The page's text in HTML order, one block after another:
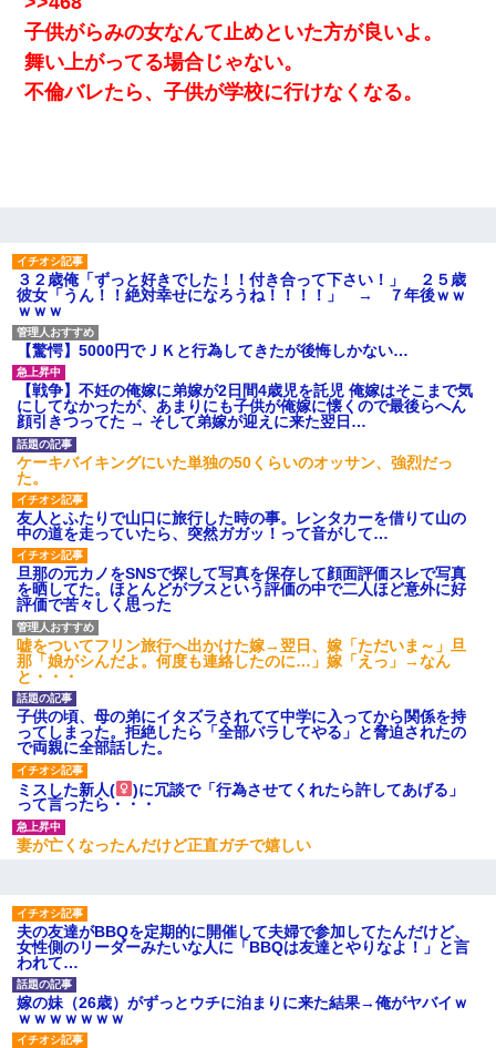
子供がらみの女なんて止めといた方が良いよ。
舞い上がってる場合じゃない。
不倫バレたら、子供が学校に行けなくなる。
３２歳俺「ずっと好きでした！！付き合って下さい！」 ２５歳
彼女「うん！！絶対幸せになろうね！！！！」 → ７年後ｗｗ
ｗｗｗ
【驚愕】5000円でＪＫと行為してきたが後悔しかない…
【戦争】不妊の俺嫁に弟嫁が2日間4歳児を託児 俺嫁はそこまで気
にしてなかったが、あまりにも子供が俺嫁に懐くので最後らへん
顔引きつってた → そして弟嫁が迎えに来た翌日…
ケーキバイキングにいた単独の50くらいのオッサン、強烈だっ
た。
友人とふたりで山口に旅行した時の事。レンタカーを借りて山の
中の道を走っていたら、突然ガガッ！って音がして…
旦那の元カノをSNSで探して写真を保存して顔面評価スレで写真
を晒してた。ほとんどがブスという評価の中で二人ほど意外に好
評価で苦々しく思った
嘘をついてフリン旅行へ出かけた嫁→翌日、嫁「ただいま～」旦
那「娘がシんだよ。何度も連絡したのに…」嫁「えっ」→なん
と・・・
子供の頃、母の弟にイタズラされてて中学に入ってから関係を持
ってしまった。拒絶したら「全部バラしてやる」と脅迫されたの
で両親に全部話した。
ミスした新人(
)に冗談で「行為させてくれたら許してあげる」
って言ったら・・・
妻が亡くなったんだけど正直ガチで嬉しい
夫の友達がBBQを定期的に開催して夫婦で参加してたんだけど、
女性側のリーダーみたいな人に「BBQは友達とやりなよ！」と言
われて…
嫁の妹（26歳）がずっとウチに泊まりに来た結果→俺がヤバイｗ
ｗｗｗｗｗｗｗ